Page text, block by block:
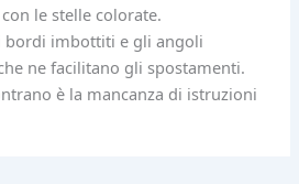
le stelle colorate.
bordi imbottiti e gli angoli
ne facilitano gli spostamenti.
è la mancanza di istruzioni